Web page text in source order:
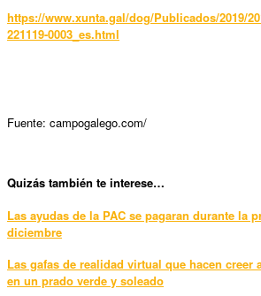
https://www.xunta.gal/dog/Publicados/2019/
221119-0003_es.html
Fuente: campogalego.com/
Quizás también te interese…
Las ayudas de la PAC se pagaran durante la
diciembre
Las gafas de realidad virtual que hacen creer
en un prado verde y soleado